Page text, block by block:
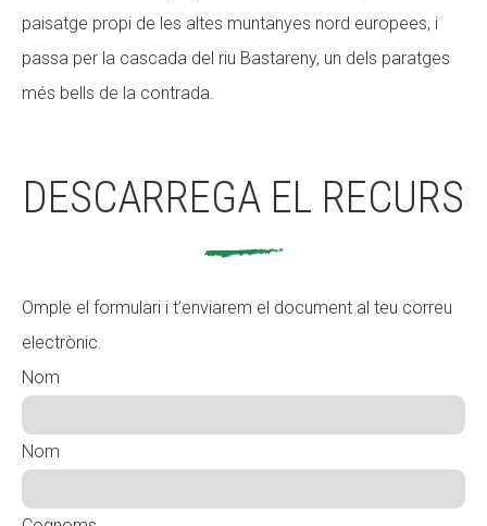
paisatge propi de les altes muntanyes nord europees, i
passa per la cascada del riu Bastareny, un dels paratges
més bells de la contrada.
DESCARREGA EL RECURS
Omple el formulari i t’enviarem el document al teu correu
electrònic.
Nom
Nom